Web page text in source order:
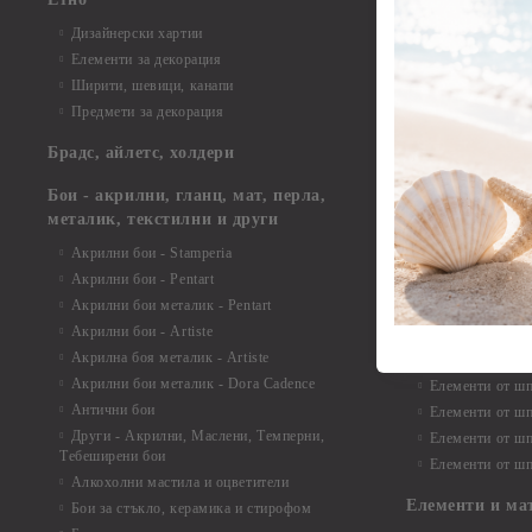
Дизайнерски хартии
Елементи за декорация
Ширити, шевици, канапи
Предмети за декорация
Брадс, айлетс, холдери
Бои - акрилни, гланц, мат, перла,
металик, текстилни и други
Акрилни бои - Stamperia
Акрилни бои - Pentart
Акрилни бои металик - Pentart
Акрилни бои - Artiste
Акрилна боя металик - Artiste
Акрилни бои металик - Dora Cadence
Антични бои
Други - Акрилни, Маслени, Темперни,
Тебеширени бои
Алкохолни мастила и оцветители
Бои за стъкло, керамика и стирофом
съкровища и
Елементи от
Елементи от
Елементи от
3D картички,
Елементи от
Елементи от
Елементи от
Елементи от
Елементи от
Елементи и